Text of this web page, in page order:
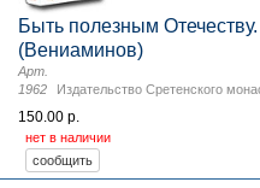
Быть полезным
(Вениаминов)
Издательство Сретенского
Арт.
1962
150.00 р.
нет в наличии